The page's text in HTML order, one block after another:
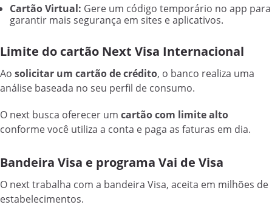
Cartão Virtual: Gere um código temporário no app para
garantir mais segurança em sites e aplicativos.
Limite do cartão Next Visa Internacional
Ao solicitar um cartão de crédito, o banco realiza uma
análise baseada no seu perfil de consumo.
O next busca oferecer um cartão com limite alto
conforme você utiliza a conta e paga as faturas em dia.
Bandeira Visa e programa Vai de Visa
O next trabalha com a bandeira Visa, aceita em milhões de
estabelecimentos.